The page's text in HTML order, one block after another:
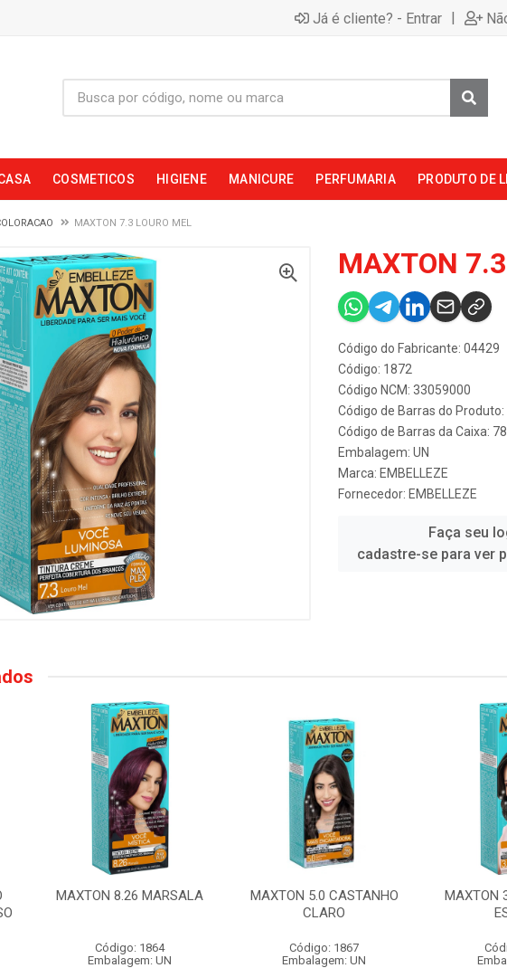
Já é cliente? - Entrar |
COSMETICOS HIGIENE MANICURE PERFUMARIA PRODUTO DE
MAXTON 7.3 LOURO MEL
MAXTON
Código do Fabricante: 04429
Código: 1872
Código NCM: 33059000
Código de Barras do
Código de Barras da Caixa:
Embalagem: UN
Marca: EMBELLEZE
Fornecedor: EMBELLEZE
Faça seu
cadastre-se para ver
MAXTON 8.26 MARSALA
Código: 1864
Embalagem: UN
MAXTON 5.0 CASTANHO
CLARO
Código: 1867
Embalagem: UN
MAXTON